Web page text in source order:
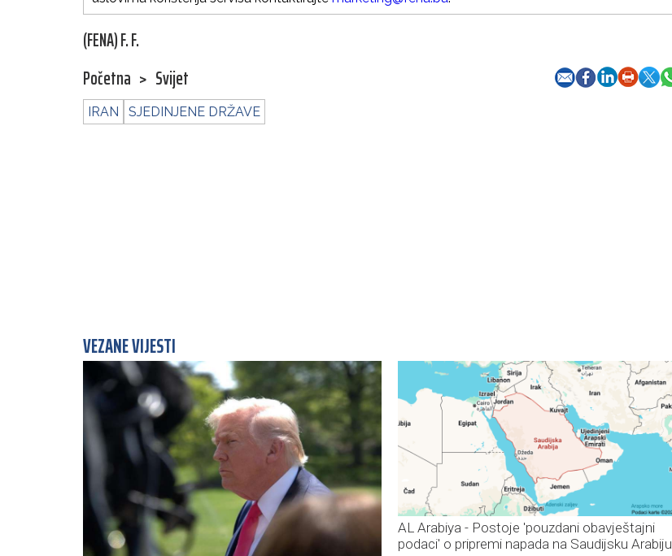
(FENA) F. F.
Početna > Svijet
IRAN SJEDINJENE DRŽAVE
VEZANE VIJESTI
AL Arabiya - Postoje 'pouzdani obavještajni
podaci' o pripremi napada na Saudijsku Arabiju